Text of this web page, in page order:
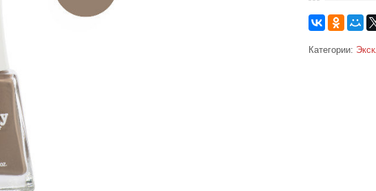
Категории: